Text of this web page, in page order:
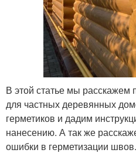
В этой статье мы
для частных деревянных
герметиков и дадим
нанесению. А так же
ошибки в герметизации швов.